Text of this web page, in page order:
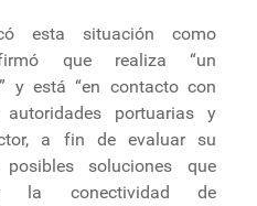
esta situación como
que realiza “un
y está “en contacto con
autoridades portuarias y
a fin de evaluar su
soluciones que
la conectividad de